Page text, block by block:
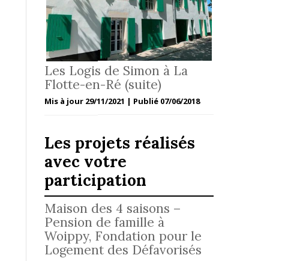
Les Logis de Simon à La
Flotte-en-Ré (suite)
Mis à jour 29/11/2021 | Publié 07/06/2018
Les projets réalisés
avec votre
participation
Maison des 4 saisons –
Pension de famille à
Woippy, Fondation pour le
Logement des Défavorisés